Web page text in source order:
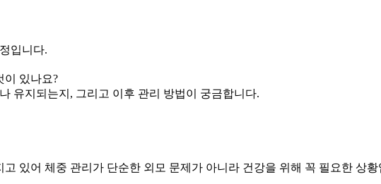
입니다.
이 있나요?
유지되는지, 그리고 이후 관리 방법이 궁금합니다.
있어 체중 관리가 단순한 외모 문제가 아니라 건강을 위해 꼭 필요한 상황